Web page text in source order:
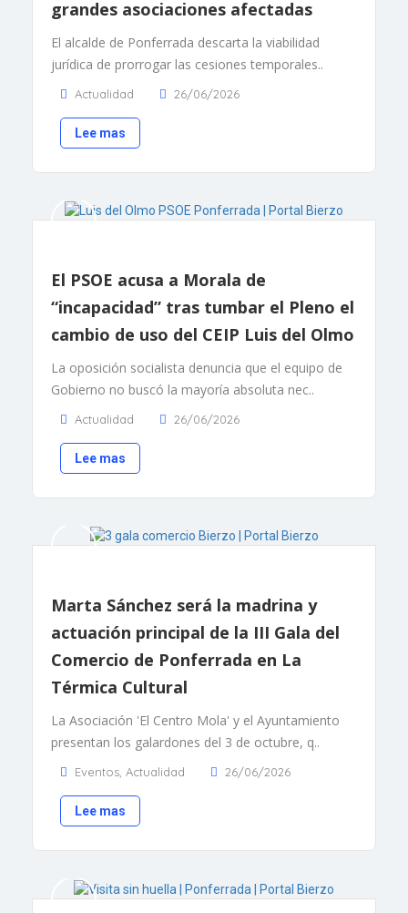
grandes asociaciones afectadas
El alcalde de Ponferrada descarta la viabilidad
jurídica de prorrogar las cesiones temporales..
Actualidad 26/06/2026
Lee mas
El PSOE acusa a Morala de
“incapacidad” tras tumbar el Pleno el
cambio de uso del CEIP Luis del Olmo
La oposición socialista denuncia que el equipo de
Gobierno no buscó la mayoría absoluta nec..
Actualidad 26/06/2026
Lee mas
Marta Sánchez será la madrina y
actuación principal de la III Gala del
Comercio de Ponferrada en La
Térmica Cultural
La Asociación 'El Centro Mola' y el Ayuntamiento
presentan los galardones del 3 de octubre, q..
Eventos, Actualidad 26/06/2026
Lee mas